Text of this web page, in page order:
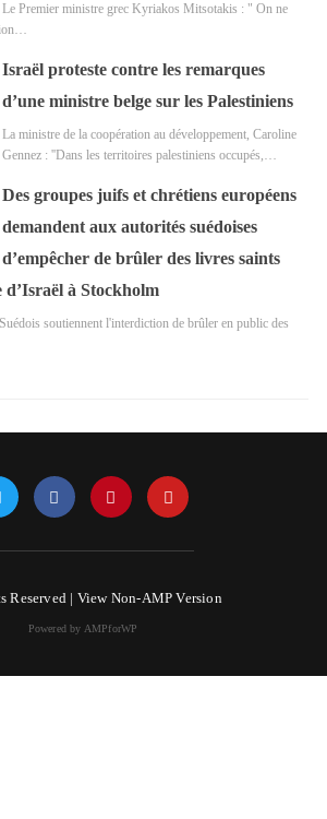
Le Premier ministre grec Kyriakos Mitsotakis : " On ne
Israël proteste contre les remarques
d’une ministre belge sur les Palestiniens
La ministre de la coopération au développement, Caroline
Gennez : ''Dans les territoires palestiniens occupés,…
Des groupes juifs et chrétiens européens
demandent aux autorités suédoises
d’empêcher de brûler des livres saints
d’Israël à Stockholm
soutiennent l'interdiction de brûler en public des
Reserved | View Non-AMP Version
Powered by AMPforWP